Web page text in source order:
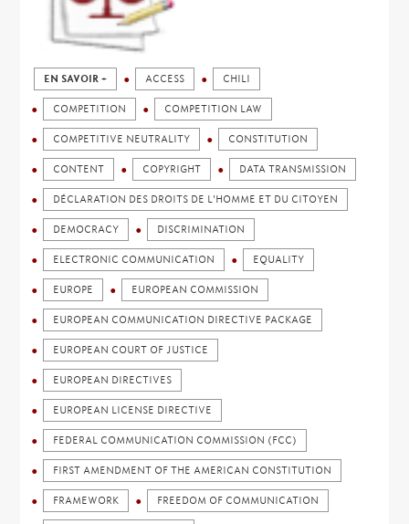
EN SAVOIR + ACCESS CHILI
COMPETITION COMPETITION LAW
COMPETITIVE NEUTRALITY CONSTITUTION
CONTENT COPYRIGHT DATA TRANSMISSION
DÉCLARATION DES DROITS DE L'HOMME ET DU CITOYEN
DEMOCRACY DISCRIMINATION
ELECTRONIC COMMUNICATION EQUALITY
EUROPE EUROPEAN COMMISSION
EUROPEAN COMMUNICATION DIRECTIVE PACKAGE
EUROPEAN COURT OF JUSTICE
EUROPEAN DIRECTIVES
EUROPEAN LICENSE DIRECTIVE
FEDERAL COMMUNICATION COMMISSION (FCC)
FIRST AMENDMENT OF THE AMERICAN CONSTITUTION
FRAMEWORK FREEDOM OF COMMUNICATION